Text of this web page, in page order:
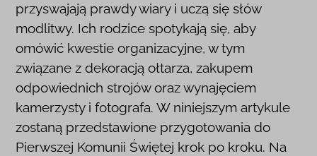
przyswajają prawdy wiary i uczą się słów
modlitwy. Ich rodzice spotykają się, aby
omówić kwestie organizacyjne, w tym
związane z dekoracją ołtarza, zakupem
odpowiednich strojów oraz wynajęciem
kamerzysty i fotografa. W niniejszym artykule
zostaną przedstawione przygotowania do
Pierwszej Komunii Świętej krok po kroku. Na